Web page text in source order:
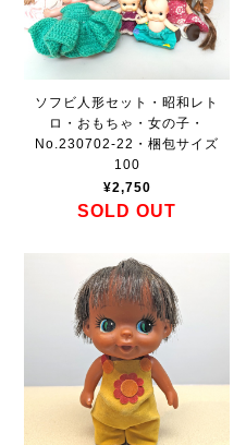
ソフビ人形セット・昭和レト
ロ・おもちゃ・女の子・
No.230702-22・梱包サイズ
100
¥2,750
SOLD OUT